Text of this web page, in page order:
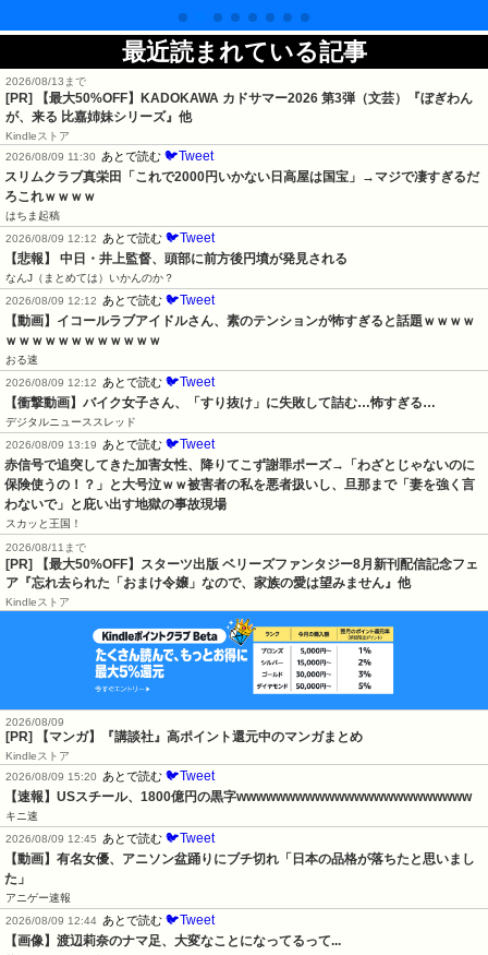
最近読まれている記事
2026/08/13まで
[PR]
【最大50%OFF】KADOKAWA カドサマー2026 第3弾（文芸）『ぼぎわん
が、来る 比嘉姉妹シリーズ』他
Kindleストア
2026/08/09 11:30
あとで読む 🐦Tweet
スリムクラブ真栄田「これで2000円いかない日高屋は国宝」→マジで凄すぎるだ
ろこれｗｗｗｗ
はちま起稿
2026/08/09 12:12
あとで読む 🐦Tweet
【悲報】 中日・井上監督、頭部に前方後円墳が発見される
なんJ（まとめては）いかんのか？
2026/08/09 12:12
あとで読む 🐦Tweet
【動画】イコールラブアイドルさん、素のテンションが怖すぎると話題ｗｗｗｗ
ｗｗｗｗｗｗｗｗｗｗｗｗ
おる速
2026/08/09 12:12
あとで読む 🐦Tweet
【衝撃動画】バイク女子さん、「すり抜け」に失敗して詰む…怖すぎる…
デジタルニューススレッド
2026/08/09 13:19
あとで読む 🐦Tweet
赤信号で追突してきた加害女性、降りてこず謝罪ポーズ→「わざとじゃないのに
保険使うの！？」と大号泣ｗｗ被害者の私を悪者扱いし、旦那まで「妻を強く言
わないで」と庇い出す地獄の事故現場
スカッと王国！
2026/08/11まで
[PR] 【最大50%OFF】スターツ出版 ベリーズファンタジー8月新刊配信記念フェ
ア『忘れ去られた「おまけ令嬢」なので、家族の愛は望みません』他
Kindleストア
2026/08/09
[PR] 【マンガ】『講談社』高ポイント還元中のマンガまとめ
Kindleストア
2026/08/09 15:20
あとで読む 🐦Tweet
【速報】USスチール、1800億円の黒字wwwwwwwwwwwwwwwwwwwwwwww
キニ速
2026/08/09 12:45
あとで読む 🐦Tweet
【動画】有名女優、アニソン盆踊りにブチ切れ「日本の品格が落ちたと思いまし
た」
アニゲー速報
2026/08/09 12:44 あとで読む 🐦Tweet
【画像】渡辺莉奈のナマ足、大変なことになってるって...